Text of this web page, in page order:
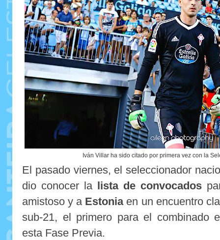
Iván Villar ha sido citado por primera vez con la
El pasado viernes, el seleccionador
dio conocer la
lista de convocados
amistoso y a Estoniaen un encuentro
sub-21, el primero para el combinado
esta Fase Previa.